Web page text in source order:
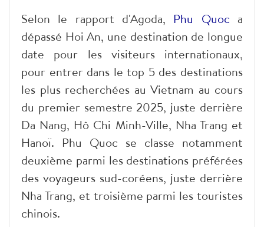
Selon le rapport d'Agoda, Phu Quoc a
dépassé Hoi An, une destination de longue
date pour les visiteurs internationaux,
pour entrer dans le top 5 des destinations
les plus recherchées au Vietnam au cours
du premier semestre 2025, juste derrière
Da Nang, Hô Chi Minh-Ville, Nha Trang et
Hanoï. Phu Quoc se classe notamment
deuxième parmi les destinations préférées
des voyageurs sud-coréens, juste derrière
Nha Trang, et troisième parmi les touristes
chinois.